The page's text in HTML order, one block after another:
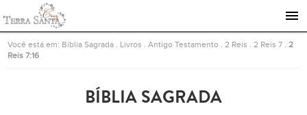
Ir para a página inicial
Você está em: Bíblia Sagrada Livros .Antigo Testamento 2 Reis 2 Reis 7
2
Reis 7:16
BÍBLIA SAGRADA